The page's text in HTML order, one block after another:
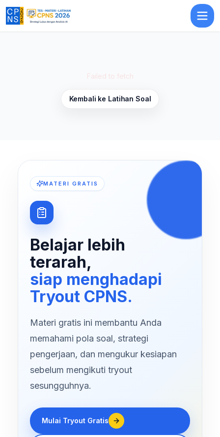
Kembali ke Latihan Soal
MATERI GRATIS
Belajar lebih
terarah,
siap menghadapi
Tryout CPNS.
Materi gratis ini membantu Anda
memahami pola soal, strategi
pengerjaan, dan mengukur kesiapan
sebelum mengikuti tryout
sesungguhnya.
Mulai Tryout Gratis